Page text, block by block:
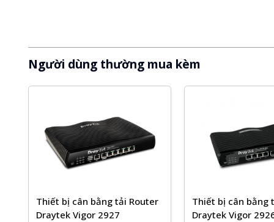
Người dùng thường mua kèm
Thiết bị cân bằng tải
Draytek Vigor 2926 Plus